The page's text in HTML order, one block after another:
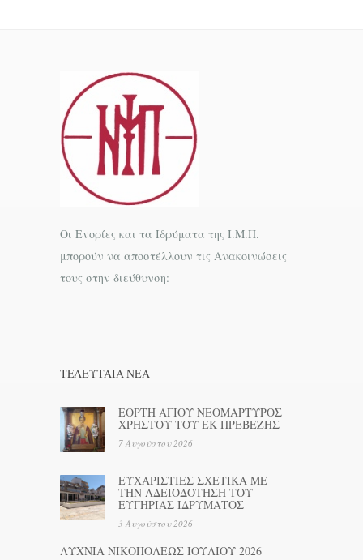
Οι Ενορίες και τα Ιδρύματα της Ι.Μ.Π.
μπορούν να αποστέλλουν τις Ανακοινώσεις
τους στην διεύθυνση:
ΤΕΛΕΥΤΑΊΑ ΝΕΑ
ΕΟΡΤΗ ΑΓΙΟΥ ΝΕΟΜΑΡΤΥΡΟΣ
ΧΡΗΣΤΟΥ ΤΟΥ ΕΚ ΠΡΕΒΕΖΗΣ
7 Αυγούστου 2026
ΕΥΧΑΡΙΣΤΙΕΣ ΣΧΕΤΙΚΑ ΜΕ
ΤΗΝ ΑΔΕΙΟΔΟΤΗΣΗ ΤΟΥ
ΕΥΓΗΡΙΑΣ ΙΔΡΥΜΑΤΟΣ
3 Αυγούστου 2026
ΛΥΧΝΙΑ ΝΙΚΟΠΟΛΕΩΣ ΙΟΥΛΙΟΥ 2026